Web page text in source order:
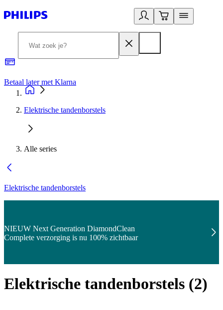
Betaal later met Klarna
Elektrische tandenborstels
Alle series
Elektrische tandenborstels
NIEUW Next Generation DiamondClean
Complete verzorging is nu 100% zichtbaar
Elektrische tandenborstels (2)